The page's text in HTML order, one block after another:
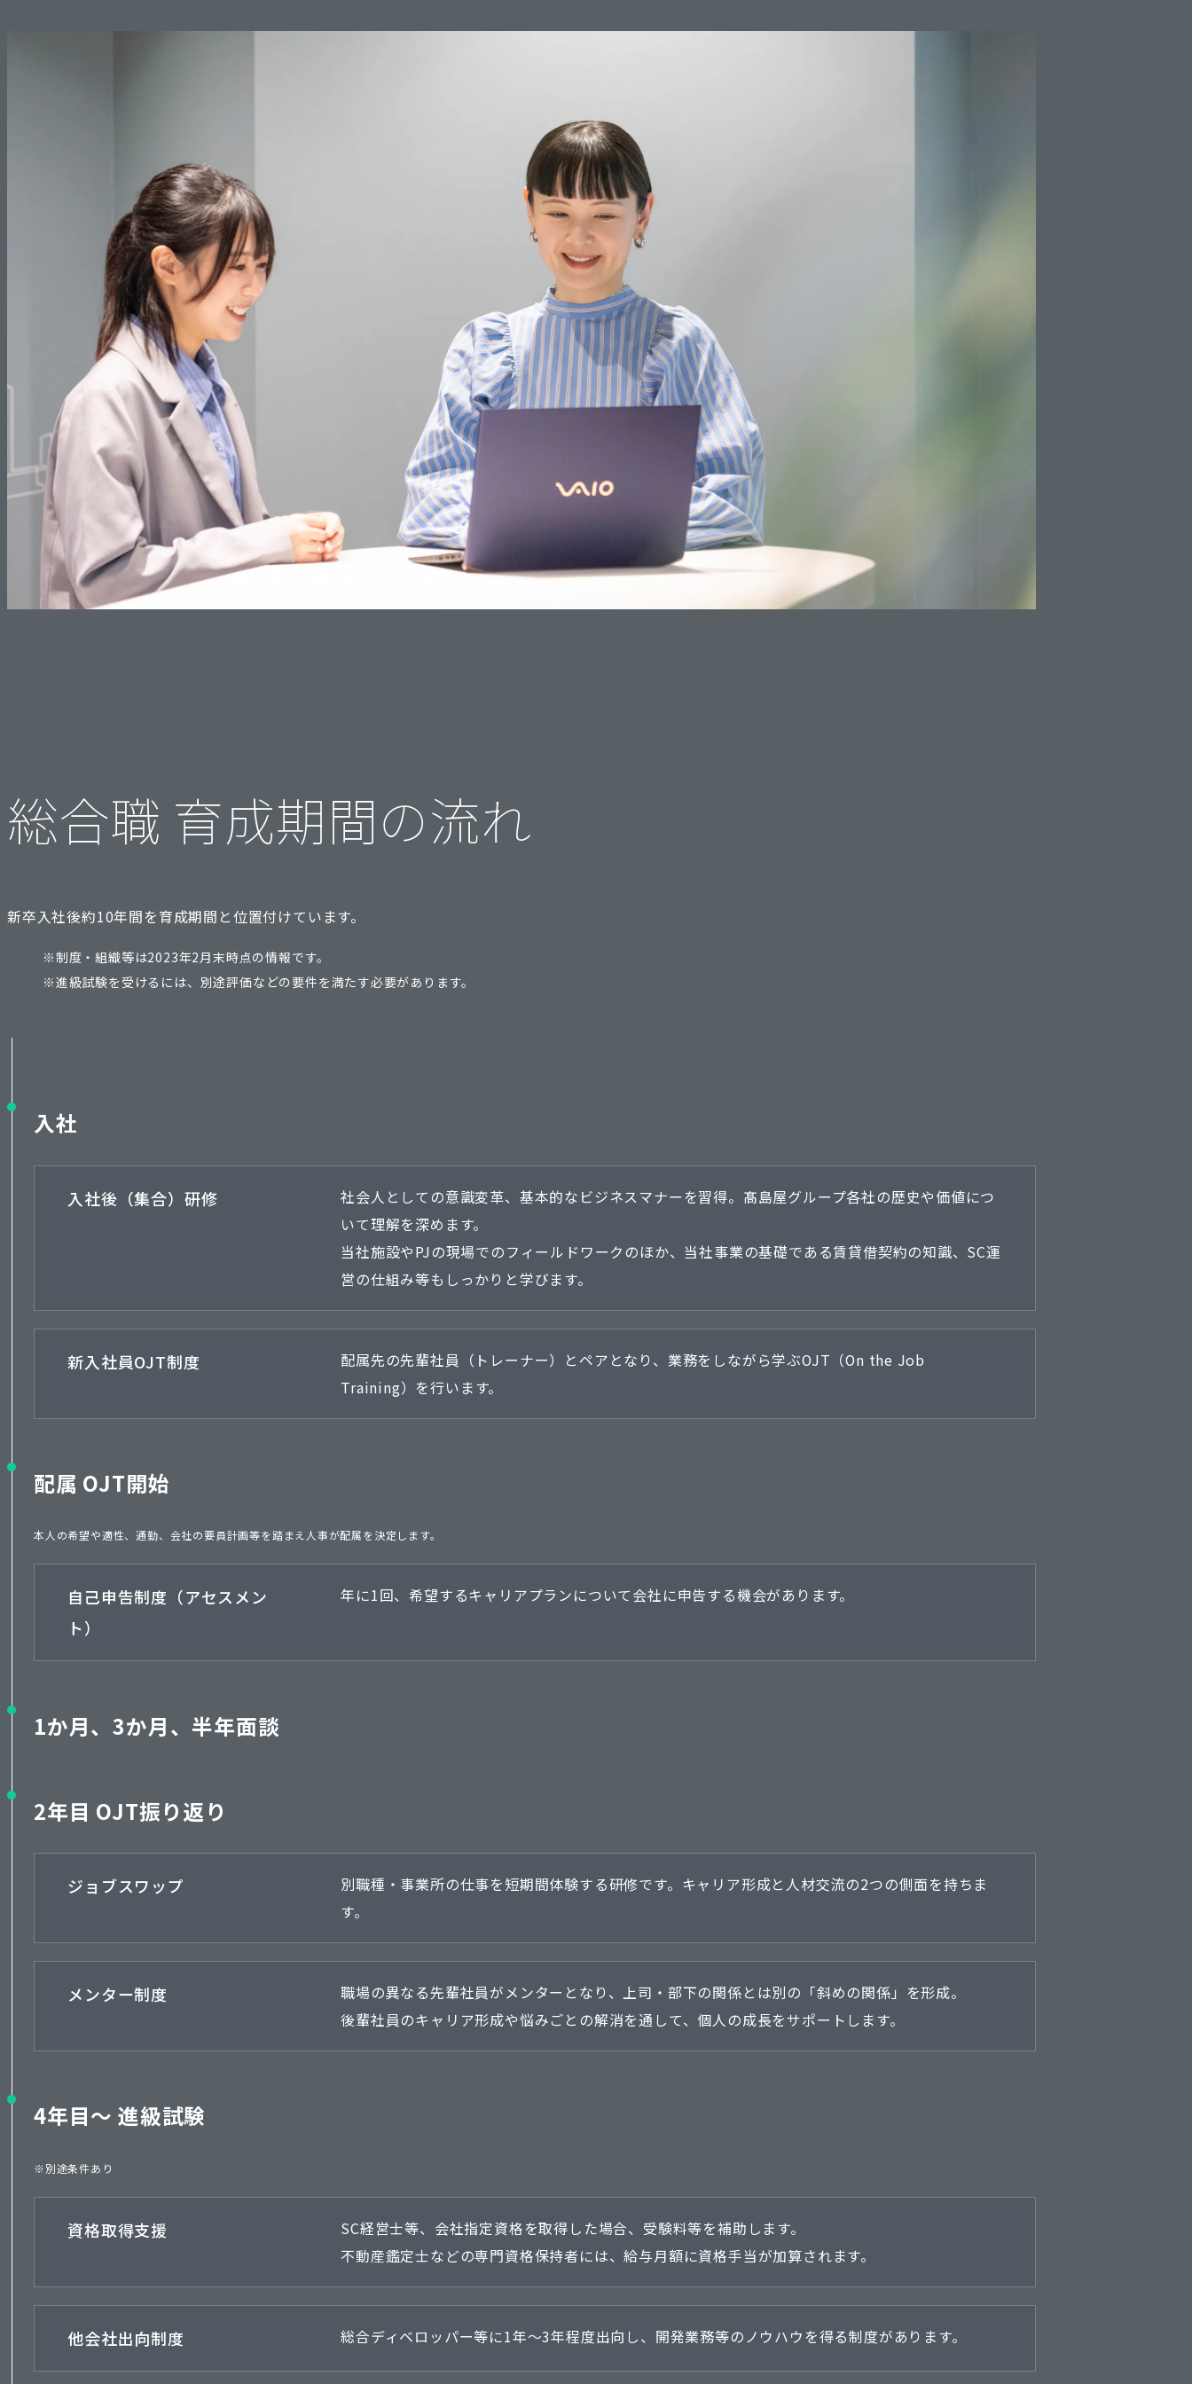
総合職 育成期間の流れ
新卒入社後約10年間を育成期間と位置付けています。
※制度・組織等は2023年2月末時点の情報です。
※進級試験を受けるには、別途評価などの要件を満たす必要があります。
入社
入社後（集合）研修
社会人としての意識変革、基本的なビジネスマナーを習得。髙島屋グループ各社の歴史や価値につ
いて理解を深めます。
当社施設やPJの現場でのフィールドワークのほか、当社事業の基礎である賃貸借契約の知識、SC運
営の仕組み等もしっかりと学びます。
新入社員OJT制度
配属先の先輩社員（トレーナー）とペアとなり、業務をしながら学ぶOJT（On the Job
Training）を行います。
配属 OJT開始
本人の希望や適性、通勤、会社の要員計画等を踏まえ人事が配属を決定します。
自己申告制度（アセスメン
ト）
年に1回、希望するキャリアプランについて会社に申告する機会があります。
1か月、3か月、半年面談
2年目 OJT振り返り
ジョブスワップ
別職種・事業所の仕事を短期間体験する研修です。キャリア形成と人材交流の2つの側面を持ちま
す。
メンター制度
職場の異なる先輩社員がメンターとなり、上司・部下の関係とは別の「斜めの関係」を形成。
後輩社員のキャリア形成や悩みごとの解消を通して、個人の成長をサポートします。
4年目〜 進級試験
※別途条件あり
資格取得支援
SC経営士等、会社指定資格を取得した場合、受験料等を補助します。
不動産鑑定士などの専門資格保持者には、給与月額に資格手当が加算されます。
他会社出向制度 総合ディベロッパー等に1年～3年程度出向し、開発業務等のノウハウを得る制度があります。